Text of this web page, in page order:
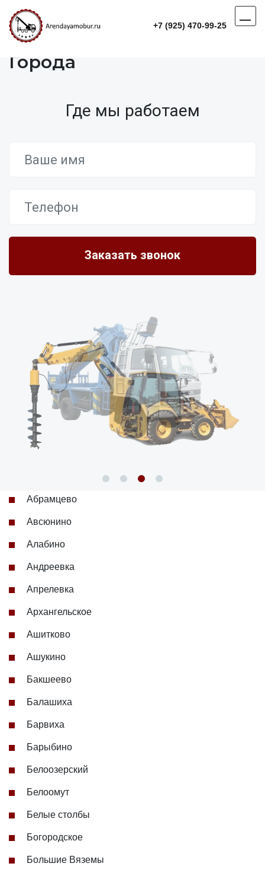
+7 (925) 470-99-25
Города
Где мы работаем
Абрамцево
Авсюнино
Алабино
Андреевка
Апрелевка
Архангельское
Ашитково
Ашукино
Бакшеево
Балашиха
Барвиха
Барыбино
Белоозерский
Белоомут
Белые столбы
Богородское
Большие Вяземы